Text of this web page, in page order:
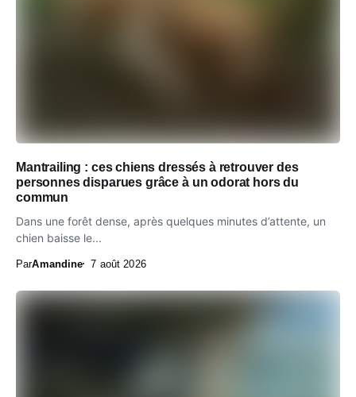
Mantrailing : ces chiens dressés à retrouver des
personnes disparues grâce à un odorat hors du
commun
Dans une forêt dense, après quelques minutes d’attente, un
chien baisse le...
ParAmandine 7 août 2026